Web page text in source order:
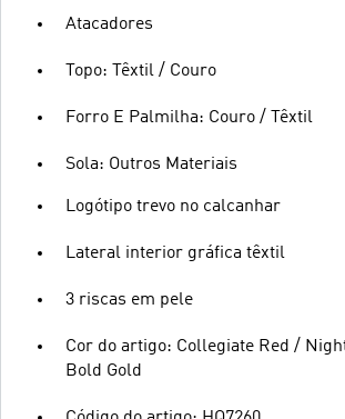
Atacadores
Topo: Têxtil / Couro
Forro E Palmilha: Couro / Têxtil
Sola: Outros Materiais
Logótipo trevo no calcanhar
Lateral interior gráfica têxtil
3 riscas em pele
Cor do artigo: Collegiate Red /
Bold Gold